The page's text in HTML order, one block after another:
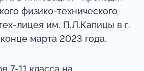
физико-технического
лицея им. П.Л.Капицы в г.
марта 2023 года.